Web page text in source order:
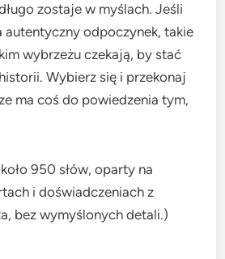
zostaje w myślach. Jeśli
autentyczny odpoczynek, takie
wybrzeżu czekają, by stać
Wybierz się i przekonaj
ma coś do powiedzenia tym,
950 słów, oparty na
i doświadczeniach z
bez wymyślonych detali.)